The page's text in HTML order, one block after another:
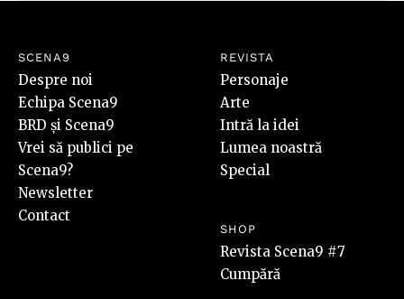
SCENA9
Despre noi
Echipa Scena9
BRD și Scena9
Vrei să publici pe
Scena9?
Newsletter
Contact
REVISTA
Personaje
Arte
Intră la idei
Lumea noastră
Special
SHOP
Revista Scena9 #7
Cumpără